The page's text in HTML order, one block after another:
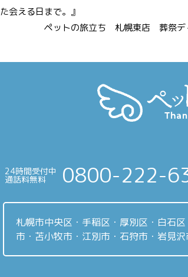
た会える日まで。』
ペットの旅立ち 札幌東店 葬祭ディ
シ
ン
24時間受付中
通話料無料 0800-222-
札幌市中央区・手稲区・厚別区・白石
市・苫小牧市・江別市・石狩市・岩見沢